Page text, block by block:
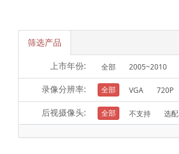
筛选产品
上市年份: 全部 2005~2010
录像分辨率: 全部 VGA 720P
后视摄像头: 全部 不支持 选配